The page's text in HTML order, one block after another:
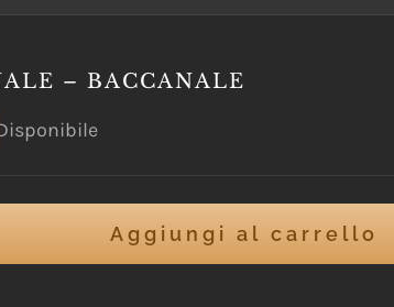
– BACCANALE
Aggiungi al carrello